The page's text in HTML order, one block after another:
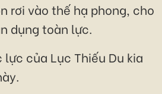
rơi vào thế hạ phong, cho
dụng toàn lực.
của Lục Thiếu Du kia